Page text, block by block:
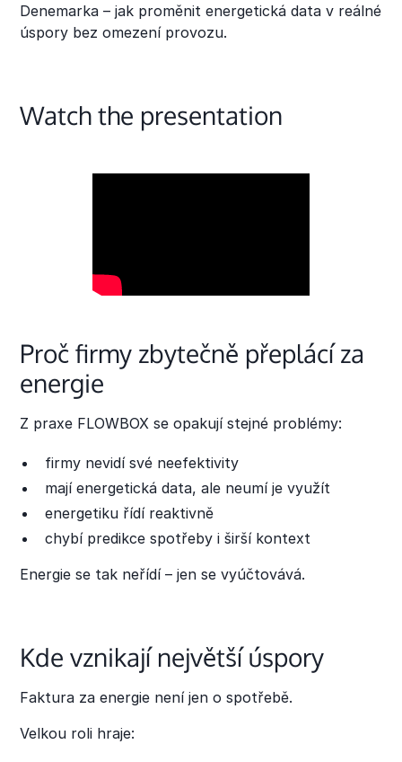
Denemarka – jak proměnit energetická data v reálné
úspory bez omezení provozu.
Watch the presentation
Proč firmy zbytečně přeplácí za
energie
Z praxe FLOWBOX se opakují stejné problémy:
firmy nevidí své neefektivity
mají energetická data, ale neumí je využít
energetiku řídí reaktivně
chybí predikce spotřeby i širší kontext
Energie se tak neřídí – jen se vyúčtovává.
Kde vznikají největší úspory
Faktura za energie není jen o spotřebě.
Velkou roli hraje: